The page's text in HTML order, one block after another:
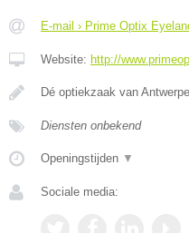
E-mail › Prime Optix
Website: http://
Dé optiekzaak van
Diensten onbekend
Openingstijden ▼
Sociale media: